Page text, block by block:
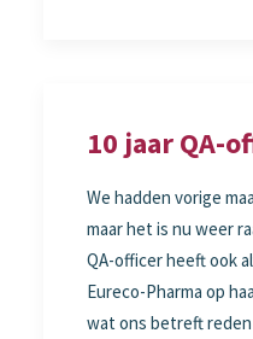
10 jaar QA-
We hadden vorige
maar het is nu weer
QA-officer heeft ook
Eureco-Pharma op
wat ons betreft